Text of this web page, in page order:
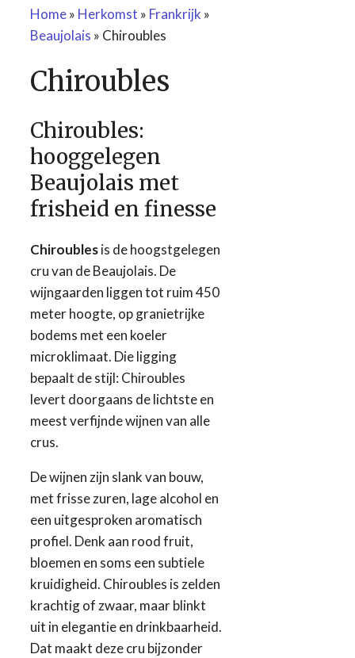
Home» Herkomst » Frankrijk »
Beaujolais » Chiroubles
Chiroubles
Chiroubles:
hooggelegen
Beaujolais met
frisheid en finesse
Chiroublesis de hoogstgelegen
cru van de Beaujolais. De
wijngaarden liggen tot ruim 450
meter hoogte, op granietrijke
bodems met een koeler
microklimaat. Die ligging
bepaalt de stijl: Chiroubles
levert doorgaans de lichtste en
meest verfijnde wijnen van alle
crus.
De wijnen zijn slank van bouw,
met frisse zuren, lage alcohol en
een uitgesproken aromatisch
profiel. Denk aan rood fruit,
bloemen en soms een subtiele
kruidigheid. Chiroubles is zelden
krachtig of zwaar, maar blinkt
uit in elegantie en drinkbaarheid.
Dat maakt deze cru bijzonder